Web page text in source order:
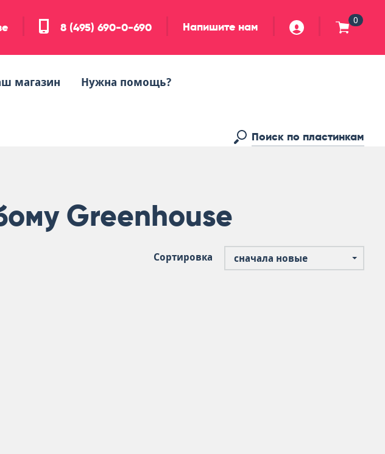
8 (495) 690-0-690 Напишите нам 0
магазин Нужна помощь?
Greenhouse
Сортировка сначала новые